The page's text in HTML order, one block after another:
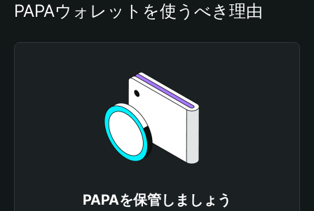
PAPAウォレットを使うべき理由
PAPAを保管しましょう